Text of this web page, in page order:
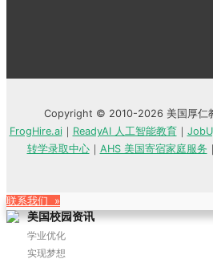
Copyright © 2010-2026 美国厚仁
FrogHire.ai｜ ReadyAI 人工智能教育｜
转学录取中心｜ AHS 美国寄宿家庭服务 ｜
联系我们 »
美国校园资讯
学业优化
实现梦想